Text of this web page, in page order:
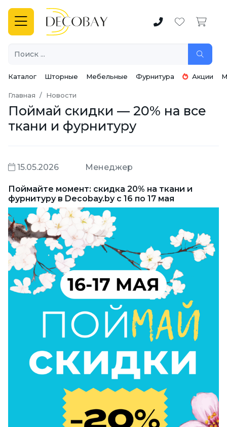
Каталог Шторные Мебельные Фурнитура Акции
Главная Новости
Поймай скидки — 20% на все
ткани и фурнитуру
15.05.2026 Менеджер
Поймайте момент: скидка 20% на ткани и
фурнитуру в Decobay.by с 16 по 17 мая